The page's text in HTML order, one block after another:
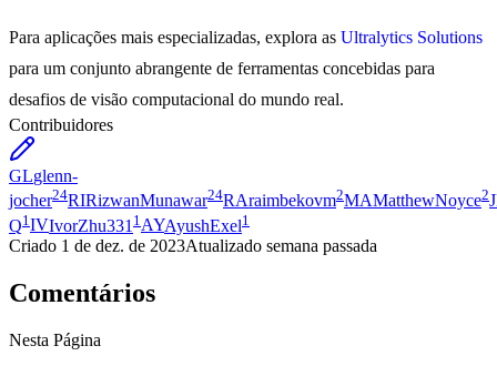
Para aplicações mais especializadas, explora as Ultralytics Solutions
para um conjunto abrangente de ferramentas concebidas para
desafios de visão computacional do mundo real.
Contribuidores
GLglenn-
jocher24RIRizwanMunawar24RAraimbekovm2MAMatthewNoyce2
Q1 IVIvorZhu331 1 AYAyushExel1
Criado 1 de dez. de 2023Atualizado semana passada
Comentários
Nesta Página